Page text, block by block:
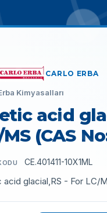
CARLO ERBA
Kimyasalları
acid
MS (CAS
CE.401411-10X1ML
acid glacial,RS - For LC/